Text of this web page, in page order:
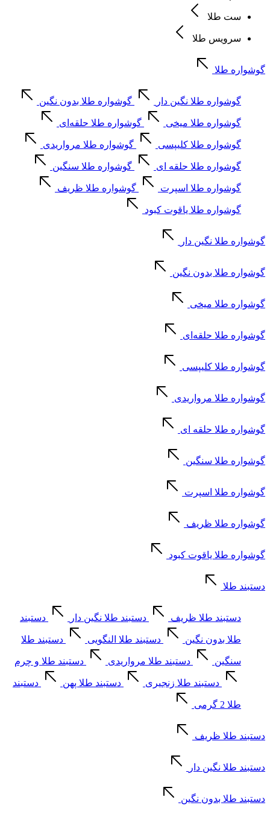
ست طلا
سرویس طلا
گوشواره طلا
گوشواره طلا نگین دار گوشواره طلا بدون نگین
گوشواره طلا میخی گوشواره طلا حلقه‌ای
گوشواره طلا کلیپسی گوشواره طلا مرواریدی
گوشواره طلا حلقه ای گوشواره طلا سنگین
گوشواره طلا اسپرت گوشواره طلا ظریف
گوشواره طلا یاقوت کبود
گوشواره طلا نگین دار
گوشواره طلا بدون نگین
گوشواره طلا میخی
گوشواره طلا حلقه‌ای
گوشواره طلا کلیپسی
گوشواره طلا مرواریدی
گوشواره طلا حلقه ای
گوشواره طلا سنگین
گوشواره طلا اسپرت
گوشواره طلا ظریف
گوشواره طلا یاقوت کبود
دستبند طلا
دستبند طلا ظریف دستبند طلا نگین دار دستبند
طلا بدون نگین دستبند طلا النگویی دستبند طلا
سنگین دستبند طلا مرواریدی دستبند طلا و چرم
دستبند طلا زنجیری دستبند طلا پهن دستبند
طلا 2 گرمی
دستبند طلا ظریف
دستبند طلا نگین دار
دستبند طلا بدون نگین